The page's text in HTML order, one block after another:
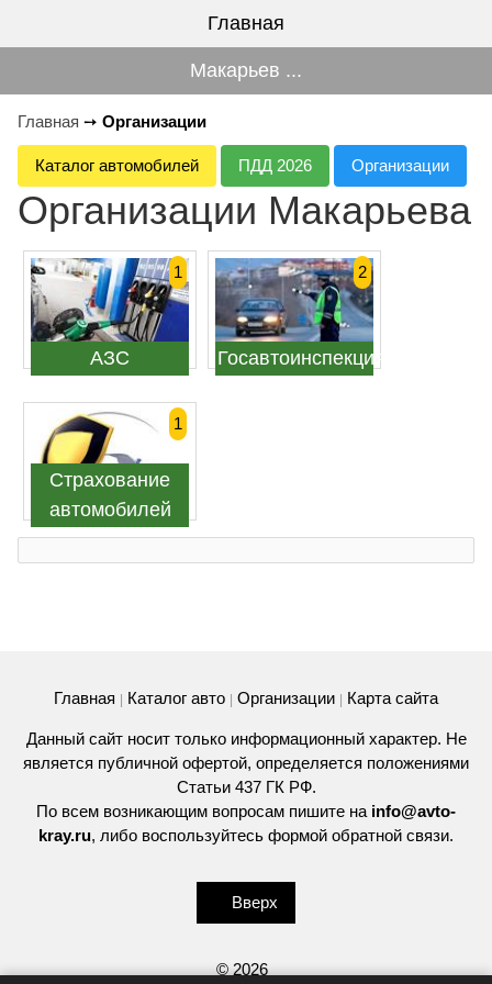
Главная
Макарьев ...
Главная ➙ Организации
Каталог автомобилей ПДД 2026 Организации
Организации Макарьева
АЗС
1
Госавтоинспекция
2
Страхование
автомобилей
1
Главная Каталог авто Организации Карта сайта
Данный сайт носит только информационный характер. Не
является публичной офертой, определяется положениями
Статьи 437 ГК РФ.
По всем возникающим вопросам пишите на info@avto-
kray.ru, либо воспользуйтесь формой обратной связи.
Вверх
© 2026